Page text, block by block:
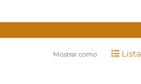
Mostrar como Lista